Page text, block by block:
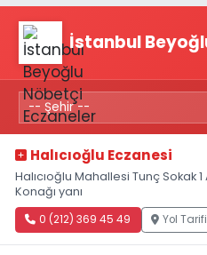
İstanbul
Halıcıoğlu Eczanesi
Halıcıoğlu Mahallesi Tunç Sokak
Konağı yanı
0 (212) 369 45 49 Yol